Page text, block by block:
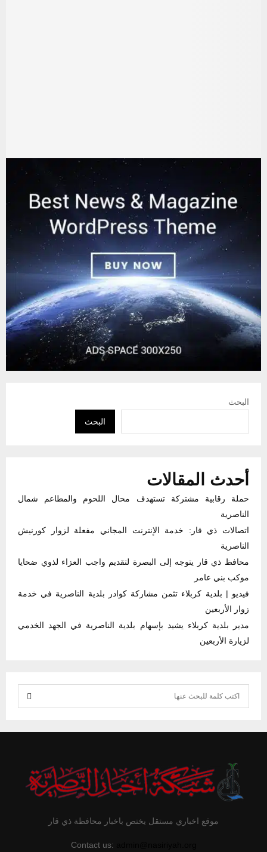
البحث
البحث
أحدث المقالات
حملة رقابية مشتركة تستهدف محال اللحوم والمطاعم شمال
الناصرية
اتصالات ذي قار: خدمة الإنترنت المجاني مفعلة لزوار كورنيش
الناصرية
محافظ ذي قار يتوجه إلى البصرة لتقديم واجب العزاء لذوي ضحايا
موكب بني عامر
فيديو | بلدية كربلاء تثمن مشاركة كوادر بلدية الناصرية في خدمة
زوار الأربعين
مدير بلدية كربلاء يشيد بإسهام بلدية الناصرية في الجهد الخدمي
لزيارة الأربعين
e
R
موقع اخباري مستقل يختص باخبار محافظة ذي قار
Contact us: